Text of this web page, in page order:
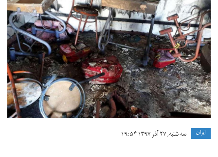
ايران سه شنبه, ۲۷ آذر ۱۳۹۷ ۱۹:۵۴